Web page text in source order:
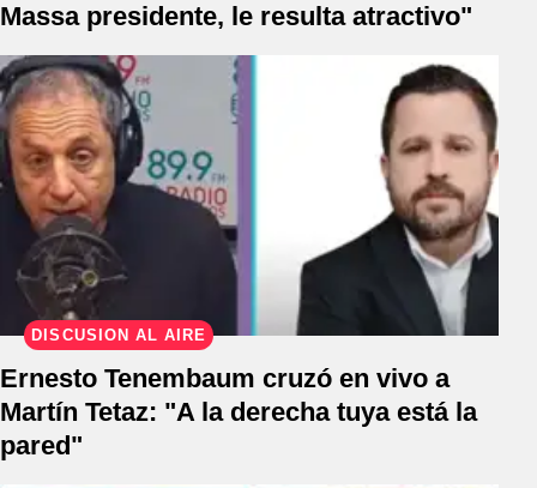
Massa presidente, le resulta atractivo"
DISCUSIÓN AL AIRE
Ernesto Tenembaum cruzó en vivo a
Martín Tetaz: "A la derecha tuya está la
pared"